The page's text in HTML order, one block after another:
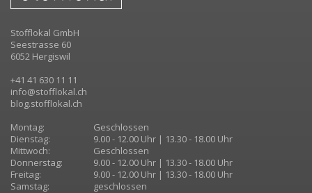
Stofflokal GmbH
Seestrasse 60
6052 Hergiswil
+41 41 630 11 11
info@stofflokal.ch
blog.stofflokal.ch
Montag:
Geschlossen
Dienstag:
9.00 - 12.00 Uhr | 13.30 - 18.00 Uhr
Mittwoch:
Geschlossen
Donnerstag:
9.00 - 12.00 Uhr | 13.30 - 18.00 Uhr
Freitag:
9.00 - 12.00 Uhr | 13.30 - 18.00 Uhr
Samstag:
geschlossen